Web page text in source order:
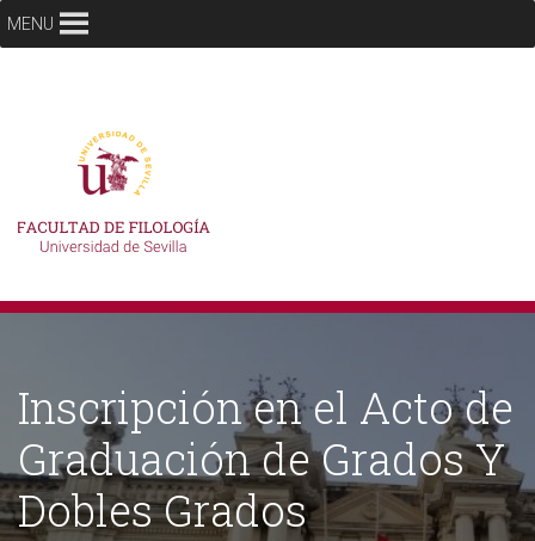
MENU
Inscripción en el Acto de
Graduación de Grados Y
Dobles Grados